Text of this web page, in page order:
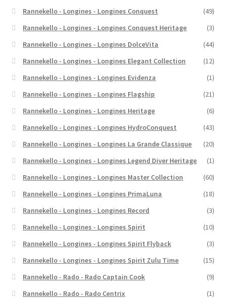
Rannekello - Longines - Longines Conquest
(49)
Rannekello - Longines - Longines Conquest Heritage
(3)
Rannekello - Longines - Longines DolceVita
(44)
Rannekello - Longines - Longines Elegant Collection
(12)
Rannekello - Longines - Longines Evidenza
(1)
Rannekello - Longines - Longines Flagship
(21)
Rannekello - Longines - Longines Heritage
(6)
Rannekello - Longines - Longines HydroConquest
(43)
Rannekello - Longines - Longines La Grande Classique
(20)
Rannekello - Longines - Longines Legend Diver Heritage
(1)
Rannekello - Longines - Longines Master Collection
(60)
Rannekello - Longines - Longines PrimaLuna
(18)
Rannekello - Longines - Longines Record
(3)
Rannekello - Longines - Longines Spirit
(10)
Rannekello - Longines - Longines Spirit Flyback
(3)
Rannekello - Longines - Longines Spirit Zulu Time
(15)
Rannekello - Rado - Rado Captain Cook
(9)
Rannekello - Rado - Rado Centrix
(1)